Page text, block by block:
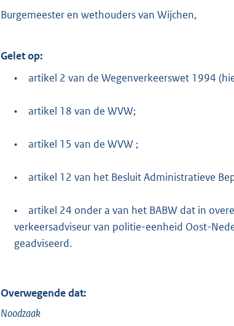
e
8
Burgemeester en wethouders van Wijchen,
Gelet op:
•
artikel 2 van de Wegenverkeerswet 1994
• artikel 18 van de WVW;
• artikel 15 van de WVW ;
• artikel 12 van het Besluit Administratieve
•
artikel 24 onder a van het BABW dat in
verkeersadviseur van politie-eenheid Oost-
geadviseerd.
Overwegende dat:
Noodzaak